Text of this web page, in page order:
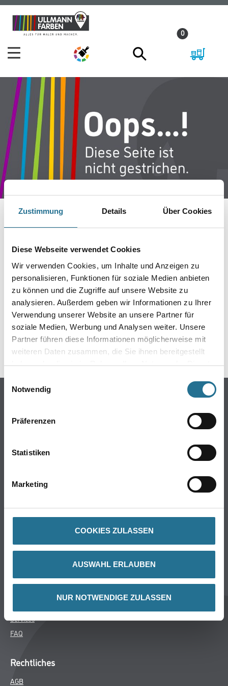
Zustimmung Details Über Cookies
Diese Webseite verwendet Cookies
Wir verwenden Cookies, um Inhalte und Anzeigen zu
personalisieren, Funktionen für soziale Medien anbieten
zu können und die Zugriffe auf unsere Website zu
analysieren. Außerdem geben wir Informationen zu Ihrer
Verwendung unserer Website an unsere Partner für
soziale Medien, Werbung und Analysen weiter. Unsere
Partner führen diese Informationen möglicherweise mit
weiteren Daten zusammen, die Sie ihnen bereitgestellt
haben oder die sie im Rahmen Ihrer Nutzung der Dienste
Einwilligungsauswahl
Notwendig
Präferenzen
Statistiken
Marketing
COOKIES ZULASSEN
AUSWAHL ERLAUBEN
NUR NOTWENDIGE ZULASSEN
Zum
Inhalt
Zum
Navigationsmenü
0
IST AUFGETRETEN
Keine Sorge, wir pinseln schon an der Lösung und
werden das Problem so schnell wie möglich beheben.
Erkunden Sie in der Zwischenzeit unseren Online-Shop
und lassen Sie sich inspirieren.
ZURÜCK ZUM ONLINE-SHOP
Online-Shop
Putze- und Spachtelmassen
Wand- & Deckenbeläge
Über uns
MPlus
Services
FAQ
Rechtliches
AGB